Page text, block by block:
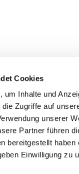
Cookies
um Inhalte und
Zugriffe auf
unserer
Partner führen
bereitgestellt
Einwilligung zu